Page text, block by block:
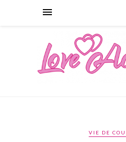
VIE DE